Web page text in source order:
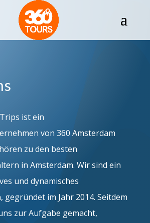
ist ein
von 360 Amsterdam
zu den besten
in Amsterdam. Wir sind ein
und dynamisches
gegründet im Jahr 2014. Seitdem
zur Aufgabe gemacht,